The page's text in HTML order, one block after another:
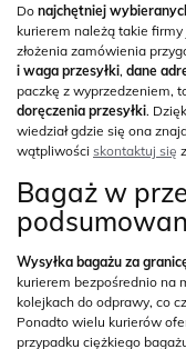
Do najchętniej
kurierem należą takie firmy
złożenia zamówienia
i waga przesyłki, dane
paczkę z wyprzedzeniem,
doręczenia przesyłki.
wiedział gdzie się ona
wątpliwości skontaktuj się
Bagaż w
Wysyłka bagażu za
kurierem bezpośrednio na
kolejkach do odprawy, co
Ponadto wielu kurierów
przypadku ciężkiego